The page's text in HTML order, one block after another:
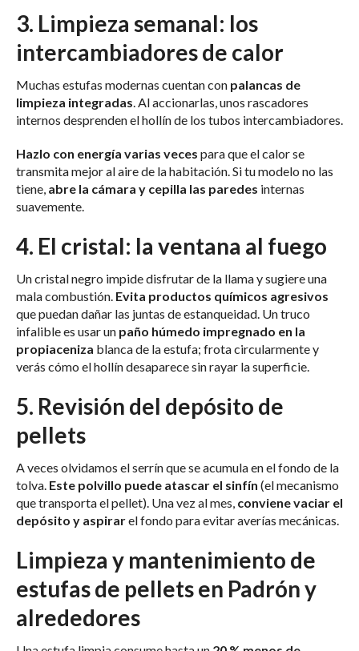
3. Limpieza semanal: los
intercambiadores de calor
Muchas estufas modernas cuentan con palancas de
limpieza integradas. Al accionarlas, unos rascadores
internos desprenden el hollín de los tubos intercambiadores.
Hazlo con energía varias veces para que el calor se
transmita mejor al aire de la habitación. Si tu modelo no las
tiene, abre la cámara y cepilla las paredes internas
suavemente.
4. El cristal: la ventana al fuego
Un cristal negro impide disfrutar de la llama y sugiere una
mala combustión. Evita productos químicos agresivos
que puedan dañar las juntas de estanqueidad. Un truco
infalible es usar un paño húmedo impregnado en la
propiaceniza blanca de la estufa; frota circularmente y
verás cómo el hollín desaparece sin rayar la superficie.
5. Revisión del depósito de
pellets
A veces olvidamos el serrín que se acumula en el fondo de la
tolva. Este polvillo puede atascar el sinfín (el mecanismo
que transporta el pellet). Una vez al mes, conviene vaciar el
depósito y aspirarel fondo para evitar averías mecánicas.
Limpieza y mantenimiento de
estufas de pellets en Padrón y
alrededores